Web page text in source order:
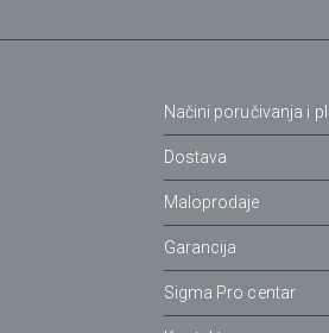
Načini poručivanja i
Dostava
Maloprodaje
Garancija
Sigma Pro centar